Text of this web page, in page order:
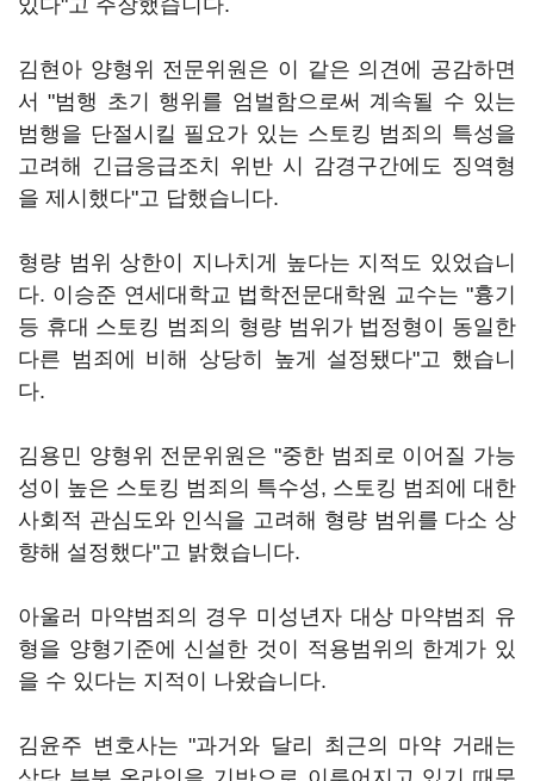
있다"고 주장했습니다.
김현아 양형위 전문위원은 이 같은 의견에 공감하면
서 "범행 초기 행위를 엄벌함으로써 계속될 수 있는
범행을 단절시킬 필요가 있는 스토킹 범죄의 특성을
고려해 긴급응급조치 위반 시 감경구간에도 징역형
을 제시했다"고 답했습니다.
형량 범위 상한이 지나치게 높다는 지적도 있었습니
다. 이승준 연세대학교 법학전문대학원 교수는 "흉기
등 휴대 스토킹 범죄의 형량 범위가 법정형이 동일한
다른 범죄에 비해 상당히 높게 설정됐다"고 했습니
다.
김용민 양형위 전문위원은 "중한 범죄로 이어질 가능
성이 높은 스토킹 범죄의 특수성, 스토킹 범죄에 대한
사회적 관심도와 인식을 고려해 형량 범위를 다소 상
향해 설정했다"고 밝혔습니다.
아울러 마약범죄의 경우 미성년자 대상 마약범죄 유
형을 양형기준에 신설한 것이 적용범위의 한계가 있
을 수 있다는 지적이 나왔습니다.
김윤주 변호사는 "과거와 달리 최근의 마약 거래는